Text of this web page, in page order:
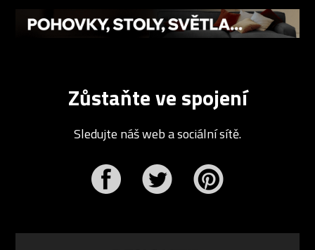
Zůstaňte ve spojení
Sledujte náš web a sociální sítě.